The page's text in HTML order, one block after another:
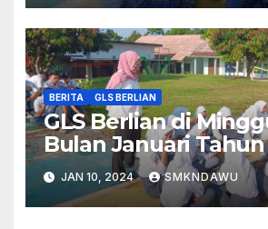
BERITA GLS BERLIAN
GLS Berlian di
Bulan Januari
JAN 10, 2024 SMKNDAWU